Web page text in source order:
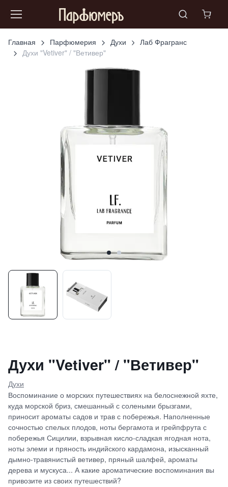
Главная Парфюмерия Духи
Лаб Фрагранс
Духи "Vetiver" / "Ветивер"
Духи "Vetiver" / "Ветивер"
Духи
Воспоминание о морских путешествиях на белоснежной яхте,
куда морской бриз, смешанный с солеными брызгами,
приносит ароматы садов и трав с побережья. Наполненные
сочностью спелых плодов, ноты бергамота и грейпфрута с
побережья Сицилии, взрывная кисло-сладкая ягодная нота,
ноты элеми и пряность индийского кардамона, изысканный
дымно-травянистый ветивер, пряный шалфей, ароматы
дерева и мускуса... А какие ароматические воспоминания вы
привозите из своих путешествий?